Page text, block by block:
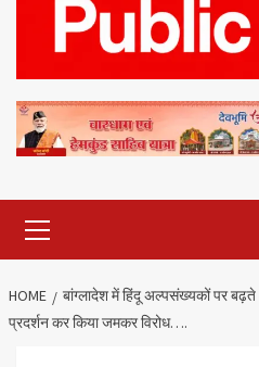
Menu
HOME
बांग्लादेश में हिंदू अल्पसंख्यकों पर
प्रदर्शन कर किया जमकर विरोध….